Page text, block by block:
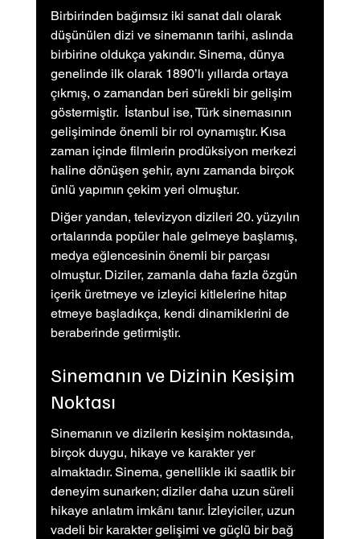
Birbirinden bağımsız iki sanat dalı olarak
düşünülen dizi ve sinemanın tarihi, aslında
birbirine oldukça yakındır. Sinema, dünya
genelinde ilk olarak 1890’lı yıllarda ortaya
çıkmış, o zamandan beri sürekli bir gelişim
göstermiştir.  İstanbul ise, Türk sinemasının
gelişiminde önemli bir rol oynamıştır. Kısa
zaman içinde filmlerin prodüksiyon merkezi
haline dönüşen şehir, aynı zamanda birçok
ünlü yapımın çekim yeri olmuştur.
Diğer yandan, televizyon dizileri 20. yüzyılın
ortalarında popüler hale gelmeye başlamış,
medya eğlencesinin önemli bir parçası
olmuştur. Diziler, zamanla daha fazla özgün
içerik üretmeye ve izleyici kitlelerine hitap
etmeye başladıkça, kendi dinamiklerini de
beraberinde getirmiştir.
Sinemanın ve Dizinin Kesişim
Noktası
Sinemanın ve dizilerin kesişim noktasında,
birçok duygu, hikaye ve karakter yer
almaktadır. Sinema, genellikle iki saatlik bir
deneyim sunarken; diziler daha uzun süreli
hikaye anlatım imkânı tanır. İzleyiciler, uzun
vadeli bir karakter gelişimi ve güçlü bir bağ